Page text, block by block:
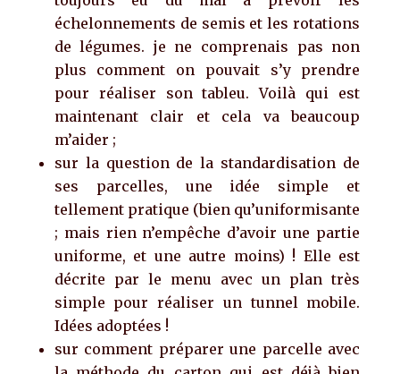
échelonnements de semis et les rotations
de légumes. je ne comprenais pas non
plus comment on pouvait s’y prendre
pour réaliser son tableu. Voilà qui est
maintenant clair et cela va beaucoup
m’aider ;
sur la question de la standardisation de
ses parcelles, une idée simple et
tellement pratique (bien qu’uniformisante
; mais rien n’empêche d’avoir une partie
uniforme, et une autre moins) ! Elle est
décrite par le menu avec un plan très
simple pour réaliser un tunnel mobile.
Idées adoptées !
sur comment préparer une parcelle avec